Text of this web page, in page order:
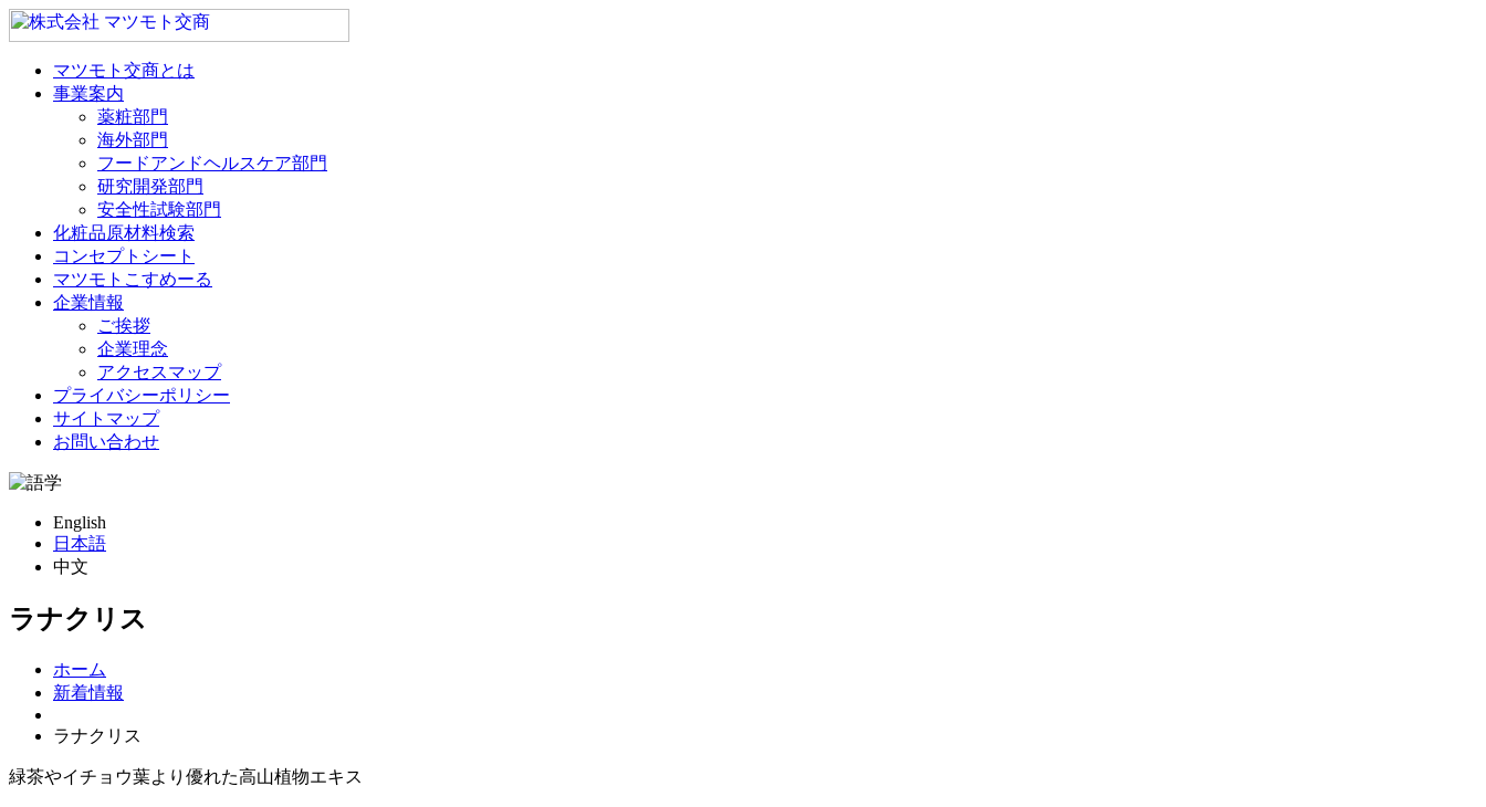
マツモト交商とは
事業案内
薬粧部門
海外部門
フードアンドヘルスケア部門
研究開発部門
安全性試験部門
化粧品原材料検索
コンセプトシート
マツモトこすめーる
企業情報
ご挨拶
企業理念
アクセスマップ
プライバシーポリシー
サイトマップ
お問い合わせ
English
日本語
中文
ラナクリス
ホーム
新着情報
ラナクリス
緑茶やイチョウ葉より優れた高山植物エキス